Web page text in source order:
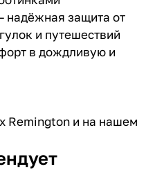
надёжная защита от
и путешествий
в дождливую и
Remington и на нашем